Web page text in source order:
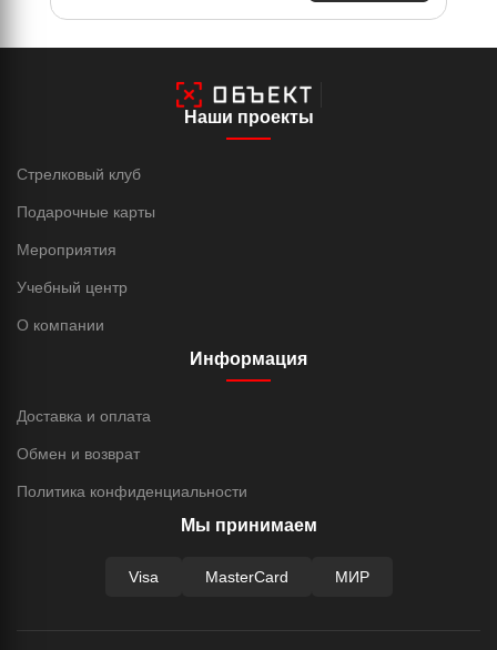
Наши проекты
Стрелковый клуб
Подарочные карты
Мероприятия
Учебный центр
О компании
Информация
Доставка и оплата
Обмен и возврат
Политика конфиденциальности
Мы принимаем
Visa MasterCard МИР